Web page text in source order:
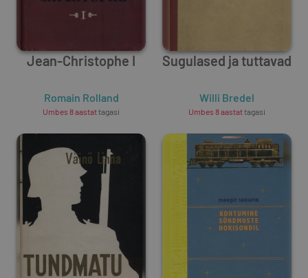
Jean-Christophe I
Romain Rolland
Umbes 8 aastattagasi
Sugulased ja tuttavad
Willi Bredel
Umbes 8 aastattagasi